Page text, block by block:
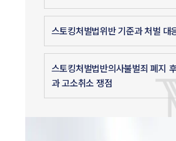
스토킹처벌법위반 기준과 처벌 대
스토킹처벌법반의사불벌죄 폐지
과 고소취소 쟁점